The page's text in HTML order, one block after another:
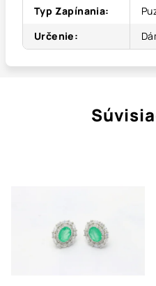
Typ Zapínania:
Určenie: